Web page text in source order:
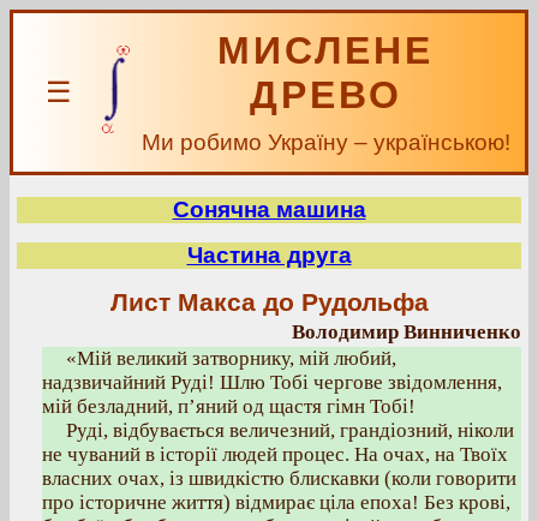
☰
МИСЛЕНЕ
ДРЕВО
Ми робимо Україну – українською!
Сонячна машина
Частина друга
Лист Макса до Рудольфа
Володимир Винниченко
«Мій великий затворнику, мій любий,
надзвичайний Руді! Шлю Тобі чергове звідомлення,
мій безладний, п’яний од щастя гімн Тобі!
Руді, відбувається величезний, грандіозний, ніколи
не чуваний в історії людей процес. На очах, на Твоїх
власних очах, із швидкістю блискавки (коли говорити
про історичне життя) відмирає ціла епоха! Без крові,